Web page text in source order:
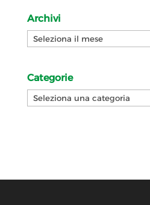
Archivi
Archivi
Categorie
Categorie